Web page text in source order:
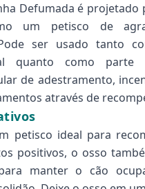
Defumada é projetado
um petisco de
ser usado tanto
quanto como parte
de adestramento,
através de
petisco ideal para
positivos, o osso
manter o cão